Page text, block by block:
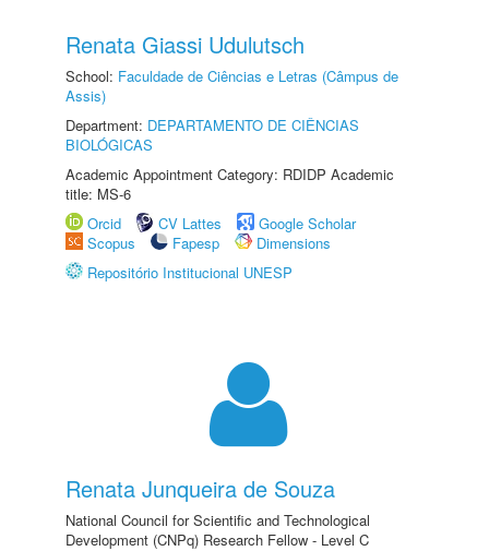
Renata Giassi Udulutsch
School: Faculdade de Ciências e Letras (Câmpus de
Assis)
Department: DEPARTAMENTO DE CIÊNCIAS
BIOLÓGICAS
Academic Appointment Category: RDIDP Academic
title: MS-6
Orcid
CV Lattes
Google Scholar
Scopus
Fapesp
Dimensions
Repositório Institucional UNESP
Renata Junqueira de Souza
National Council for Scientific and Technological
Development (CNPq) Research Fellow - Level C